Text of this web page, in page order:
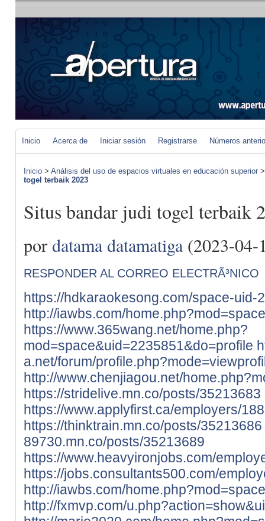
Inicio Acerca de Iniciar sesión Registrarse Números
Inicio > Análisis del uso de espacios virtuales en educación superior
togel terbaik 2023
Situs bandar judi togel terbaik
por datama datamatiga(2023-04-
RESPONDER AL CORREO ELECTRÃ³NICO
https://hdkaraokesong.com/space-uid-
http://iawbs.com/
https://www.365wang.net/home.php?
mod=space&uid=2235851&do=profile
a.net/forum/
http://www.chenjiagou.net/
https://stridelive.mn.co/posts/35213683
https://www.applyfirst.ca/employers/
https://thinktrain.mn.co/posts/35213686
89730.mn.co/posts/35213689
https://www.heavyironjobs.com/
https://jobs.consultants500.com/
http://iawbs.com/
http://fxmvp.com/